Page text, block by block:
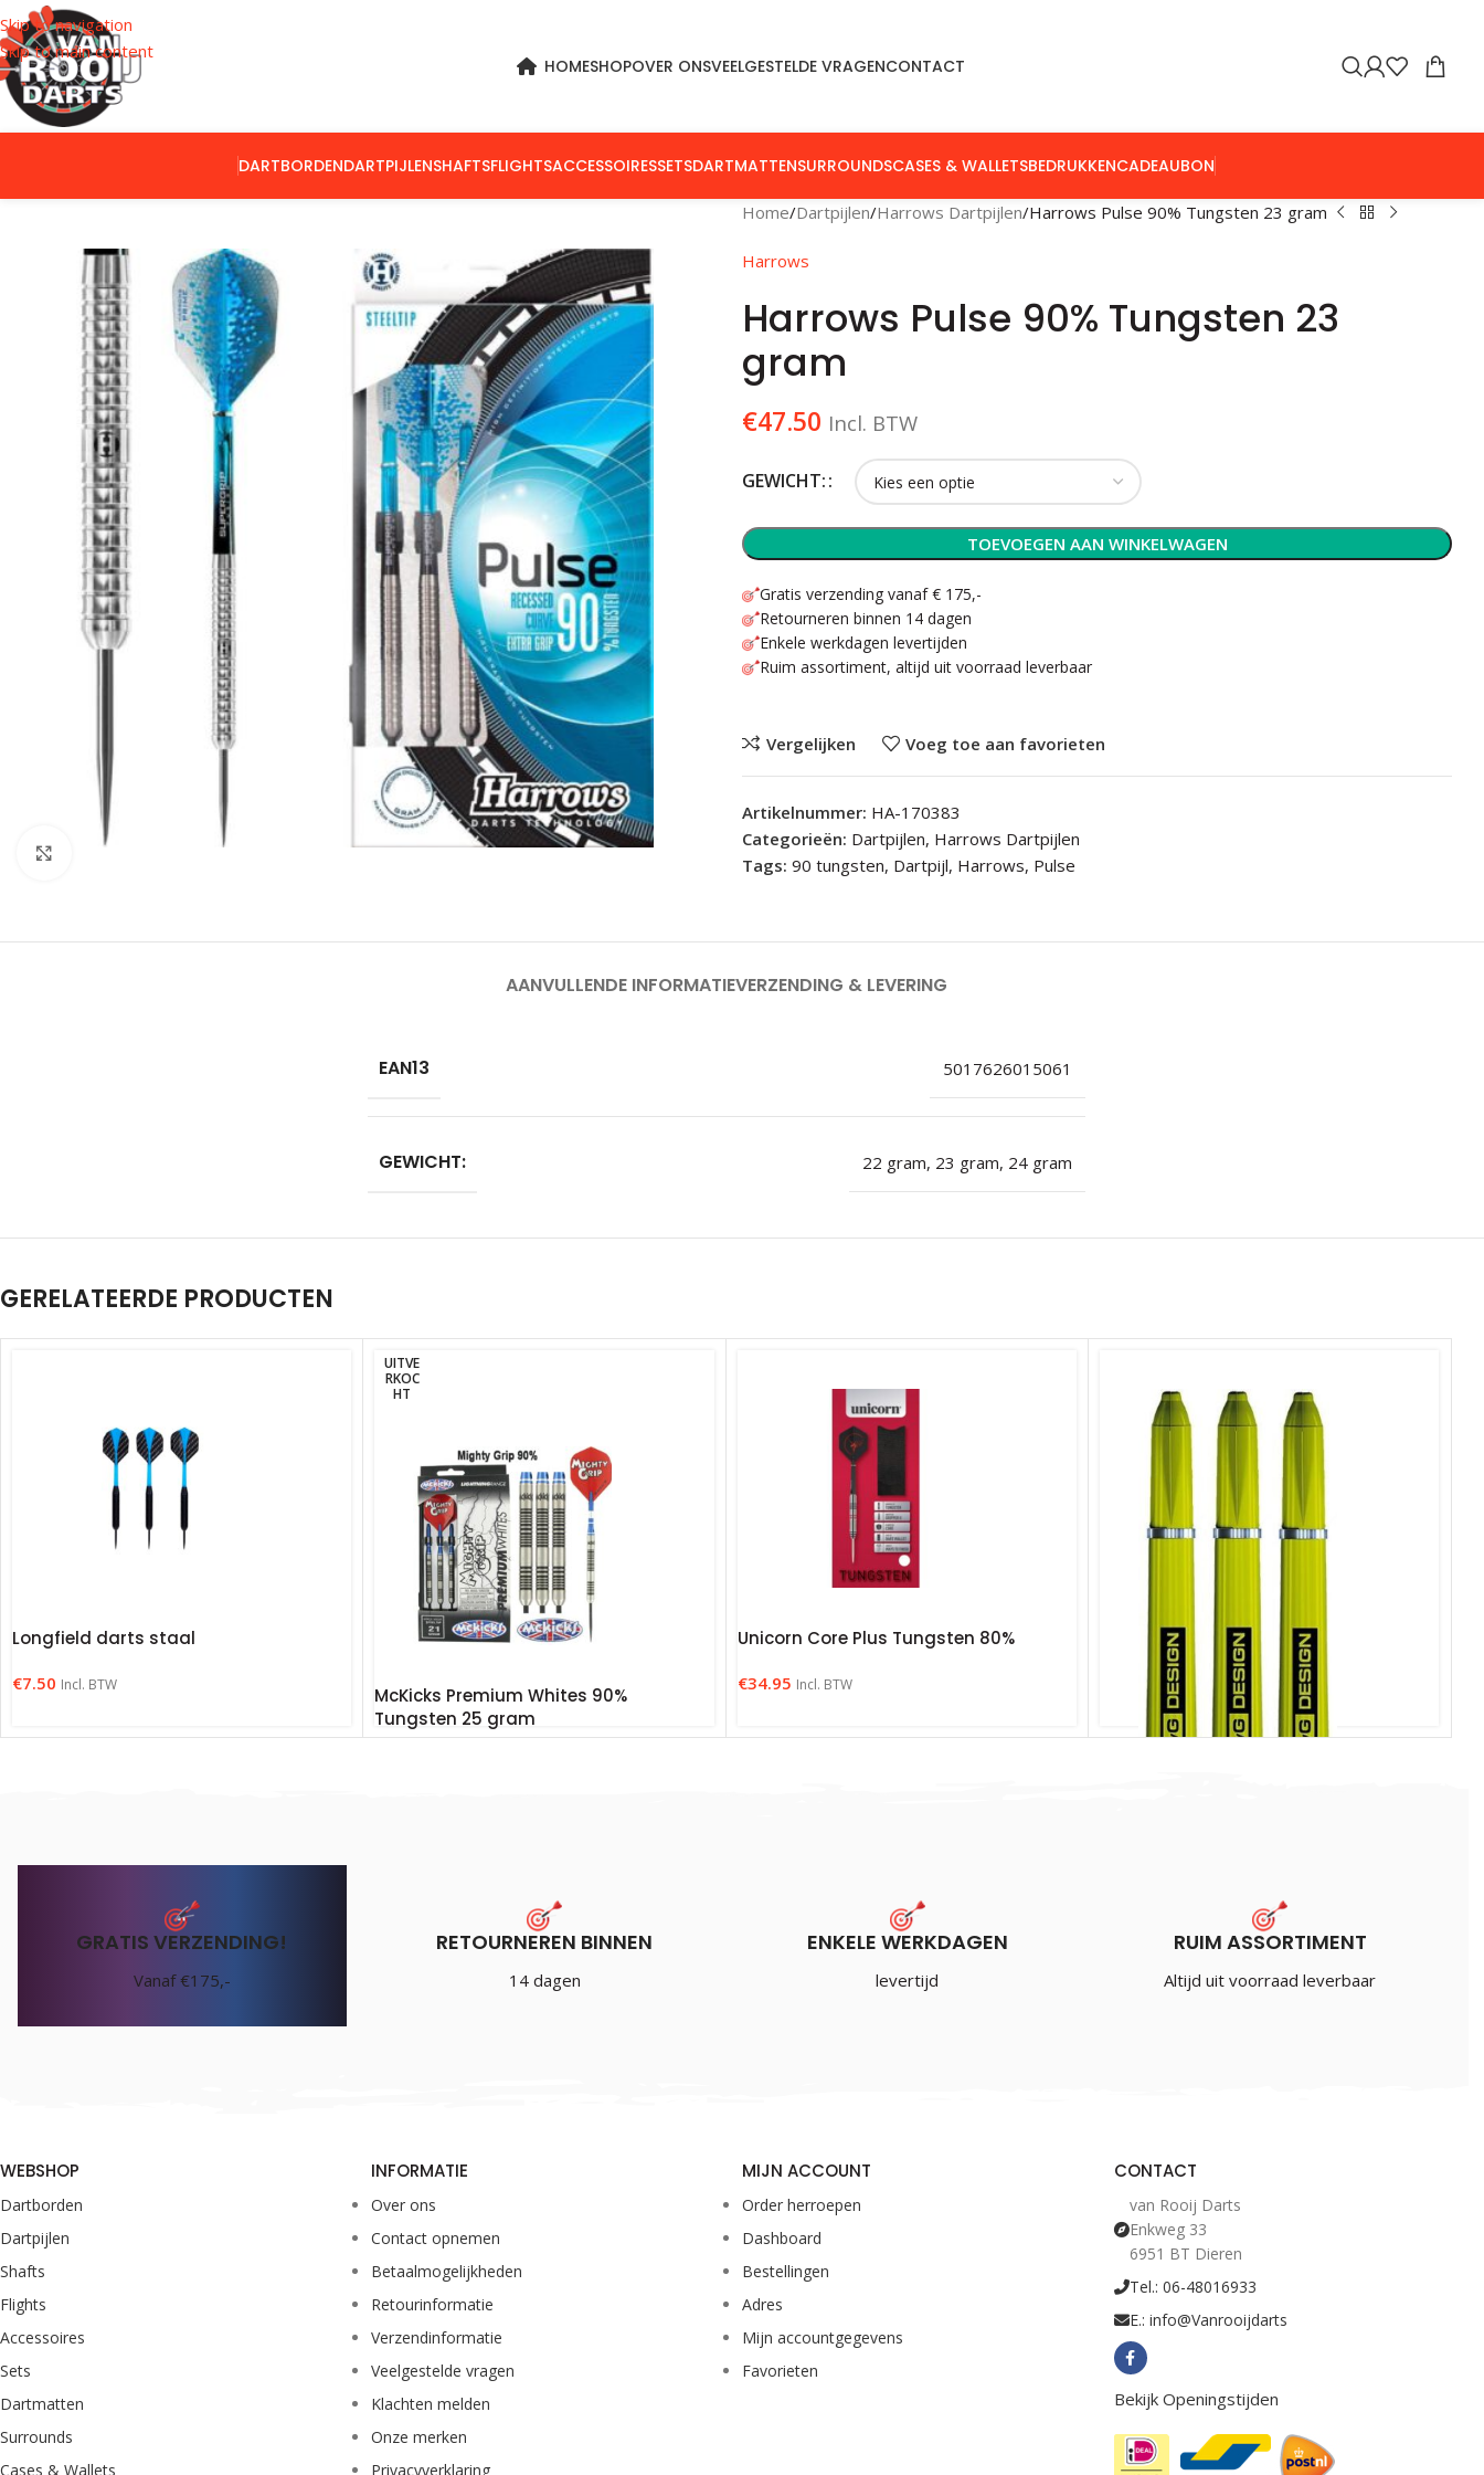
Skip to navigation
Skip to main content
HOMESHOPOVER ONSVEELGESTELDE VRAGENCONTACT
DARTBORDENDARTPIJLENSHAFTSFLIGHTSACCESSOIRESSETSDARTMATTENSURROUNDSCASES & WALLETSBEDRUKKENCADEAUBON
Klik om te vergroten
Home Dartpijlen Harrows Dartpijlen Harrows Pulse 90% Tungsten 23 gram
Harrows
Harrows Pulse 90% Tungsten 23
gram
€47.50 Incl. BTW
GEWICHT:
TOEVOEGEN AAN WINKELWAGEN
Gratis verzending vanaf € 175,-
Retourneren binnen 14 dagen
Enkele werkdagen levertijden
Ruim assortiment, altijd uit voorraad leverbaar
Vergelijken Voeg toe aan favorieten
Artikelnummer: HA-170383
Categorieën: Dartpijlen, Harrows Dartpijlen
Tags: 90 tungsten, Dartpijl, Harrows, Pulse
AANVULLENDE INFORMATIEVERZENDING & LEVERING
EAN13 5017626015061
GEWICHT: 22 gram, 23 gram, 24 gram
GERELATEERDE PRODUCTEN
Longfield darts staal
€7.50 Incl. BTW
UITVE
RKOC
HT
McKicks Premium Whites 90%
Tungsten 25 gram
Unicorn Core Plus Tungsten 80%
€34.95 Incl. BTW
Green Medium
GRATIS VERZENDING!
Vanaf €175,-
RETOURNEREN BINNEN
14 dagen
ENKELE WERKDAGEN
levertijd
RUIM ASSORTIMENT
Altijd uit voorraad leverbaar
WEBSHOP
Dartborden
Dartpijlen
Shafts
Flights
Accessoires
Sets
Dartmatten
Surrounds
Cases & Wallets
INFORMATIE
Over ons
Contact opnemen
Betaalmogelijkheden
Retourinformatie
Verzendinformatie
Veelgestelde vragen
Klachten melden
Onze merken
Privacyverklaring
MIJN ACCOUNT
Order herroepen
Dashboard
Bestellingen
Adres
Mijn accountgegevens
Favorieten
CONTACT
van Rooij Darts
Enkweg 33
6951 BT Dieren
Tel.: 06-48016933
E.: info@Vanrooijdarts
Bekijk Openingstijden